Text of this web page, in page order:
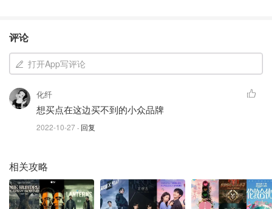
提交转运订单
评论
打开App写评论
化纤
想买点在这边买不到的小众品牌
2022-10-27 · 回复
相关攻略